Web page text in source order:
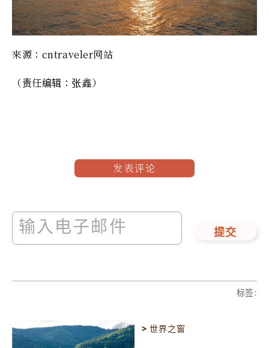
來源：cntraveler网站
（责任编辑：张鑫）
发表评论
提交
标签:
>世界之窗